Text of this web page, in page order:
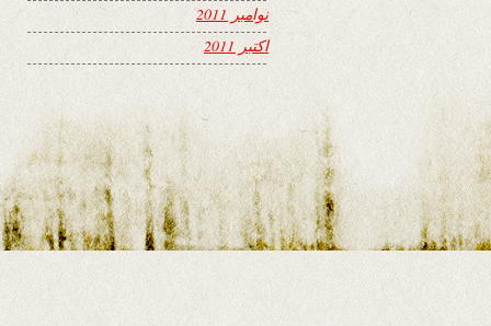
نوامبر 2011
اکتبر 2011